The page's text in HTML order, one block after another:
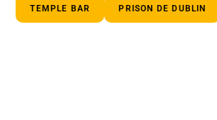
TEMPLE BAR PRISON DE DUBLIN